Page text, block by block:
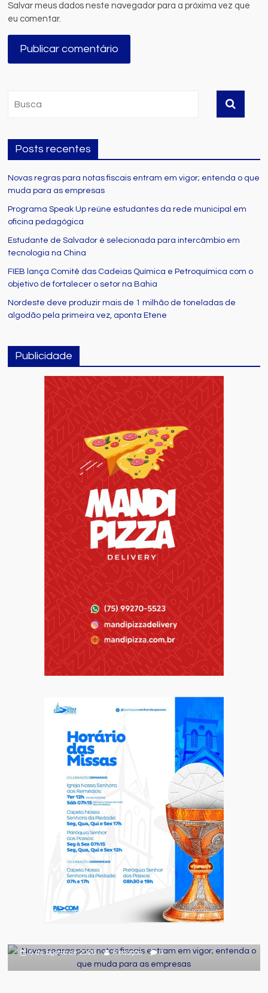
Salvar meus dados neste navegador para a próxima vez que
eu comentar.
Posts recentes
Novas regras para notas fiscais entram em vigor; entenda o que
muda para as empresas
Programa Speak Up reúne estudantes da rede municipal em
oficina pedagógica
Estudante de Salvador é selecionada para intercâmbio em
tecnologia na China
FIEB lança Comitê das Cadeias Química e Petroquímica com o
objetivo de fortalecer o setor na Bahia
Nordeste deve produzir mais de 1 milhão de toneladas de
algodão pela primeira vez, aponta Etene
Publicidade
Novas regras para notas fiscais entram
em vigor; entenda o que muda para as
6 de agosto de 2026 Redação 0